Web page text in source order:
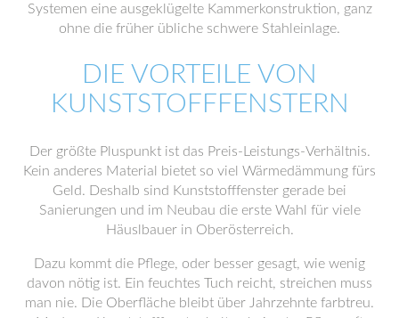
Systemen eine ausgeklügelte Kammerkonstruktion, ganz
ohne die früher übliche schwere Stahleinlage.
DIE VORTEILE VON
KUNSTSTOFFFENSTERN
Der größte Pluspunkt ist das Preis-Leistungs-Verhältnis.
Kein anderes Material bietet so viel Wärmedämmung fürs
Geld. Deshalb sind Kunststofffenster gerade bei
Sanierungen und im Neubau die erste Wahl für viele
Häuslbauer in Oberösterreich.
Dazu kommt die Pflege, oder besser gesagt, wie wenig
davon nötig ist. Ein feuchtes Tuch reicht, streichen muss
man nie. Die Oberfläche bleibt über Jahrzehnte farbtreu.